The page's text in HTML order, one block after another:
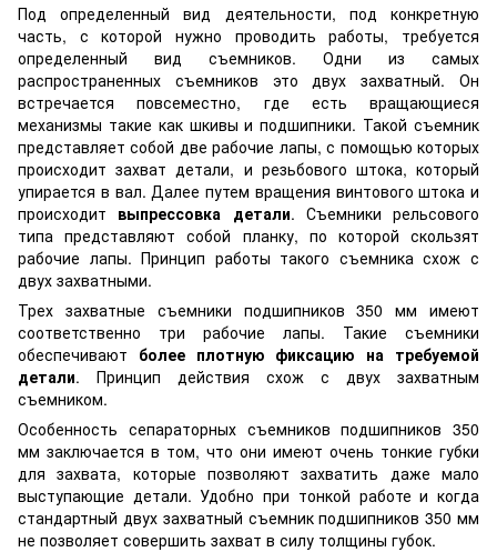
Под определенный вид деятельности, под конкретную
часть, с которой нужно проводить работы, требуется
определенный вид съемников. Одни из самых
распространенных съемников это двух захватный. Он
встречается повсеместно, где есть вращающиеся
механизмы такие как шкивы и подшипники. Такой съемник
представляет собой две рабочие лапы, с помощью которых
происходит захват детали, и резьбового штока, который
упирается в вал. Далее путем вращения винтового штока и
происходит выпрессовка детали. Съемники рельсового
типа представляют собой планку, по которой скользят
рабочие лапы. Принцип работы такого съемника схож с
двух захватными.
Трех захватные съемники подшипников 350 мм имеют
соответственно три рабочие лапы. Такие съемники
обеспечивают более плотную фиксацию на требуемой
детали. Принцип действия схож с двух захватным
съемником.
Особенность сепараторных съемников подшипников 350
мм заключается в том, что они имеют очень тонкие губки
для захвата, которые позволяют захватить даже мало
выступающие детали. Удобно при тонкой работе и когда
стандартный двух захватный съемник подшипников 350 мм
не позволяет совершить захват в силу толщины губок.